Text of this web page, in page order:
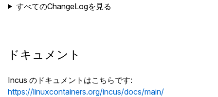
すべてのChangeLogを見る
ドキュメント
Incus のドキュメントはこちらです:
https://linuxcontainers.org/incus/docs/main/